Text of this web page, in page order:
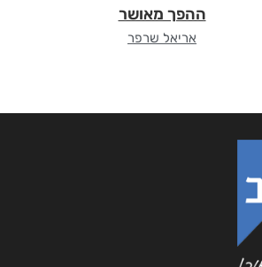
ההפך מאושר
אריאל שרפר